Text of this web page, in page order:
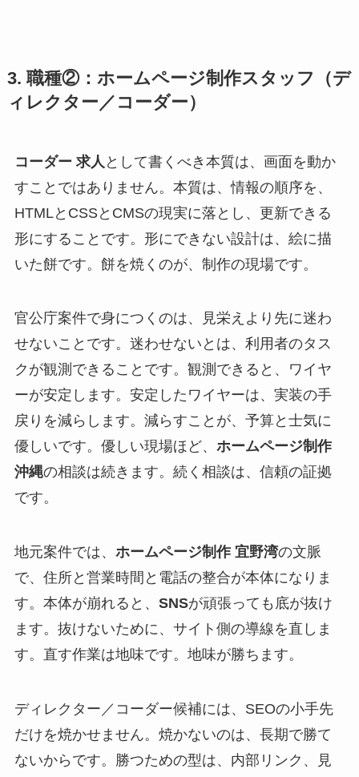
3. 職種②：ホームページ制作スタッフ（デ
ィレクター／コーダー）
コーダー 求人 として書くべき本質は、画面を動か
すことではありません。本質は、情報の順序を、
HTMLとCSSとCMSの現実に落とし、更新できる
形にすることです。形にできない設計は、絵に描
いた餅です。餅を焼くのが、制作の現場です。
官公庁案件で身につくのは、見栄えより先に迷わ
せないことです。迷わせないとは、利用者のタス
クが観測できることです。観測できると、ワイヤ
ーが安定します。安定したワイヤーは、実装の手
戻りを減らします。減らすことが、予算と士気に
優しいです。優しい現場ほど、 ホームページ制作
沖縄の相談は続きます。続く相談は、信頼の証拠
です。
地元案件では、 ホームページ制作 宜野湾の文脈
で、住所と営業時間と電話の整合が本体になりま
す。本体が崩れると、 SNSが頑張っても底が抜け
ます。抜けないために、サイト側の導線を直しま
す。直す作業は地味です。地味が勝ちます。
ディレクター／コーダー候補には、SEOの小手先
だけを焼かせません。焼かないのは、長期で勝て
ないからです。勝つための型は、内部リンク、見